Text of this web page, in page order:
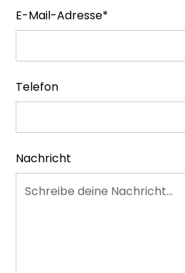
E-Mail-Adresse*
Telefon
Nachricht